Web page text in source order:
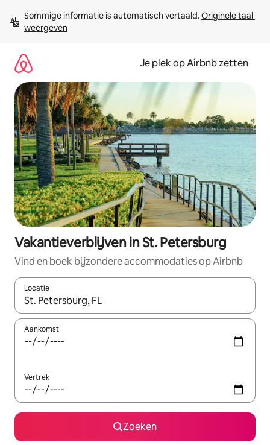
direct
naar
Sommige informatie is automatisch vertaald. Originele taal
weergeven
Je plek op Airbnb zetten
Vakantieverblijven in St. Petersburg
Vind en boek bijzondere accommodaties op Airbnb
Locatie
Wanneer er resultaten beschikbaar zijn, maak je een keuze
Aankomst
Vertrek
Zoeken